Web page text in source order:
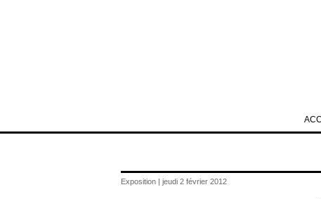
Exposition | jeudi 2 février 2012